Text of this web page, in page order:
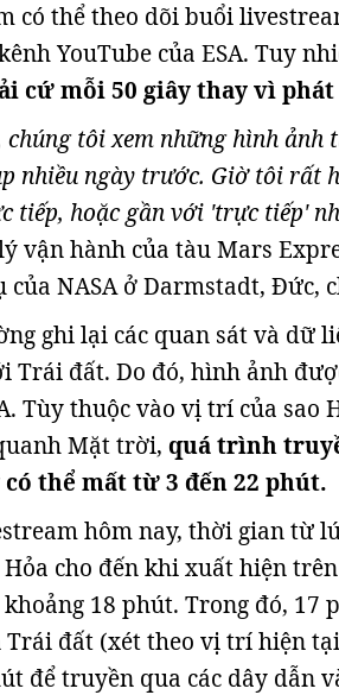
có thể theo dõi buổi
YouTube của ESA. Tuy
cứ mỗi 50 giây thay vì
tôi xem những hình ảnh
nhiều ngày trước. Giờ tôi rất
tiếp, hoặc gần với 'trực tiếp'
vận hành của tàu Mars
NASA ở Darmstadt, Đức,
ghi lại các quan sát và dữ
Trái đất. Do đó, hình ảnh
Tùy thuộc vào vị trí của sao
Mặt trời, quá trình
thể mất từ 3 đến 22 phút.
hôm nay, thời gian từ
cho đến khi xuất hiện
18 phút. Trong đó, 17
Trái đất (xét theo vị trí hiện
để truyền qua các dây dẫn